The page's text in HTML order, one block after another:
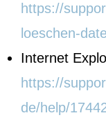
https://
loeschen-
Internet
https://
de/help/